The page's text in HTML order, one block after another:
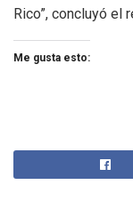
Rico”, concluyó el
Me gusta esto: